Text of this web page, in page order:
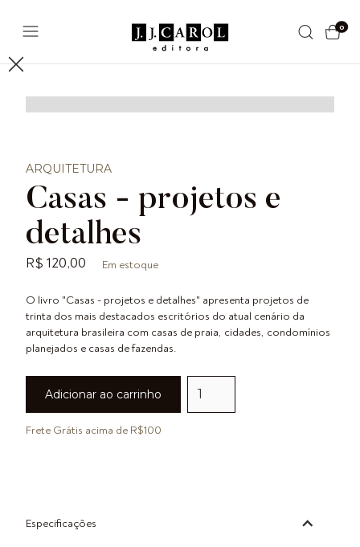
0
ARQUITETURA
Casas - projetos e
detalhes
R$ 120,00 Em estoque
O livro "Casas - projetos e detalhes" apresenta projetos de
trinta dos mais destacados escritórios do atual cenário da
arquitetura brasileira com casas de praia, cidades, condomínios
planejados e casas de fazendas.
Frete Grátis acima de R$100
Especificações